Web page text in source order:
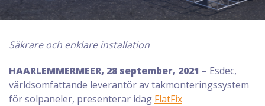
Säkrare och enklare installation
HAARLEMMERMEER, 28 september, 2021 – Esdec,
världsomfattande leverantör av takmonteringssystem
för solpaneler, presenterar idag FlatFix